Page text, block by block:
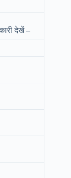
देखें –